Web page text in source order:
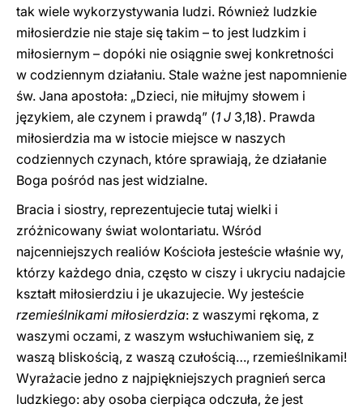
tak wiele wykorzystywania ludzi. Również ludzkie
miłosierdzie nie staje się takim – to jest ludzkim i
miłosiernym – dopóki nie osiągnie swej konkretności
w codziennym działaniu. Stale ważne jest napomnienie
św. Jana apostoła: „Dzieci, nie miłujmy słowem i
językiem, ale czynem i prawdą” (1 J 3,18). Prawda
miłosierdzia ma w istocie miejsce w naszych
codziennych czynach, które sprawiają, że działanie
Boga pośród nas jest widzialne.
Bracia i siostry, reprezentujecie tutaj wielki i
zróżnicowany świat wolontariatu. Wśród
najcenniejszych realiów Kościoła jesteście właśnie wy,
którzy każdego dnia, często w ciszy i ukryciu nadajcie
kształt miłosierdziu i je ukazujecie. Wy jesteście
rzemieślnikami miłosierdzia: z waszymi rękoma, z
waszymi oczami, z waszym wsłuchiwaniem się, z
waszą bliskością, z waszą czułością…, rzemieślnikami!
Wyrażacie jedno z najpiękniejszych pragnień serca
ludzkiego: aby osoba cierpiąca odczuła, że jest